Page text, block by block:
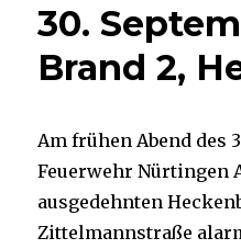
30.
Brand 2,
Am frühen Abend des
Feuerwehr Nürtingen
ausgedehnten
Zittelmannstraße